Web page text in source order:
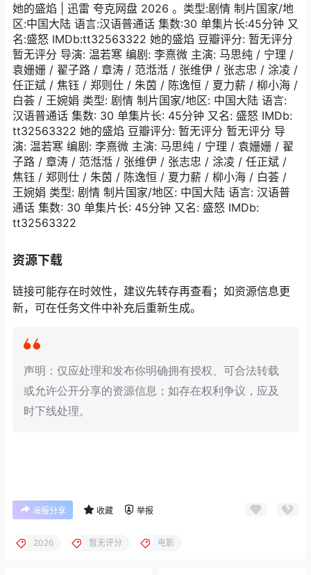
她的盛焰 | 迅雷 夸克网盘 2026 。类型:剧情 制片国家/地
区:中国大陆 语言:汉语普通话 集数:30 单集片长:45分钟 又
名:盛怒 IMDb:tt32563322 她的盛焰 豆瓣评分: 暂无评分
暂无评分 导演: 温若寒 编剧: 李熹微 主演: 马思纯 / 宁理 /
袁姗姗 / 翟子路 / 章涛 / 范湉湉 / 张维伊 / 张志忠 / 涂凌 /
任正斌 / 焦钰 / 郑则仕 / 朱茵 / 陈逸恒 / 夏力薪 / 柳小海 /
白荟 / 王婉娟 类型: 剧情 制片国家/地区: 中国大陆 语言:
汉语普通话 集数: 30 单集片长: 45分钟 又名: 盛怒 IMDb:
tt32563322 她的盛焰 豆瓣评分: 暂无评分 暂无评分 导
演: 温若寒 编剧: 李熹微 主演: 马思纯 / 宁理 / 袁姗姗 / 翟
子路 / 章涛 / 范湉湉 / 张维伊 / 张志忠 / 涂凌 / 任正斌 /
焦钰 / 郑则仕 / 朱茵 / 陈逸恒 / 夏力薪 / 柳小海 / 白荟 /
王婉娟 类型: 剧情 制片国家/地区: 中国大陆 语言: 汉语普
通话 集数: 30 单集片长: 45分钟 又名: 盛怒 IMDb:
tt32563322
资源下载
链接可能存在时效性，建议先转存再查看；如资源信息更
新，可在任务文件中补充后重新生成。
声明：仅应处理和发布你明确拥有授权、可合法转载
或允许公开分享的资源信息；如存在权利争议，应及
时下线处理。
海报分享 收藏 举报
2026 暂无评分 电影